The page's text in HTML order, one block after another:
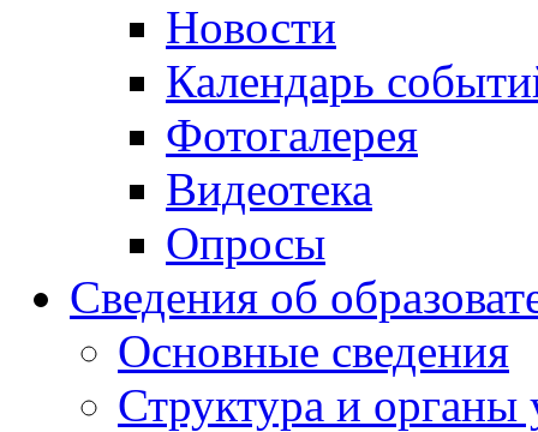
Новости
Календарь
Фотогалерея
Видеотека
Опросы
Сведения об
Основные сведения
Структура и органы